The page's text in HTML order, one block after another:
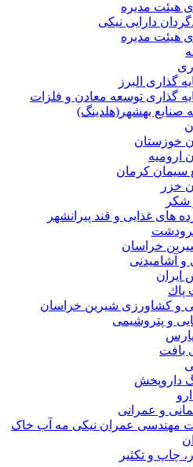
هیئت مدیره
دارایی نیکی
هیئت مدیره
گذاری البرز
گذاری توسعه معادن و فلزات
صنایع‌ بهشهر(هلدینگ)
خوزستان
ارومیه
سیمان کرمان
خزر
شکر
های غذایی و قند پیرانشهر
خراسان
و آشاميدنی
ایران
پاك
و کشاورزی شیرین خراسان
و پتروشیمی
بافت
داروپخش
و عمرانی
مهندسی عمران نیکی مه آب خاک
چاپ و تکثير